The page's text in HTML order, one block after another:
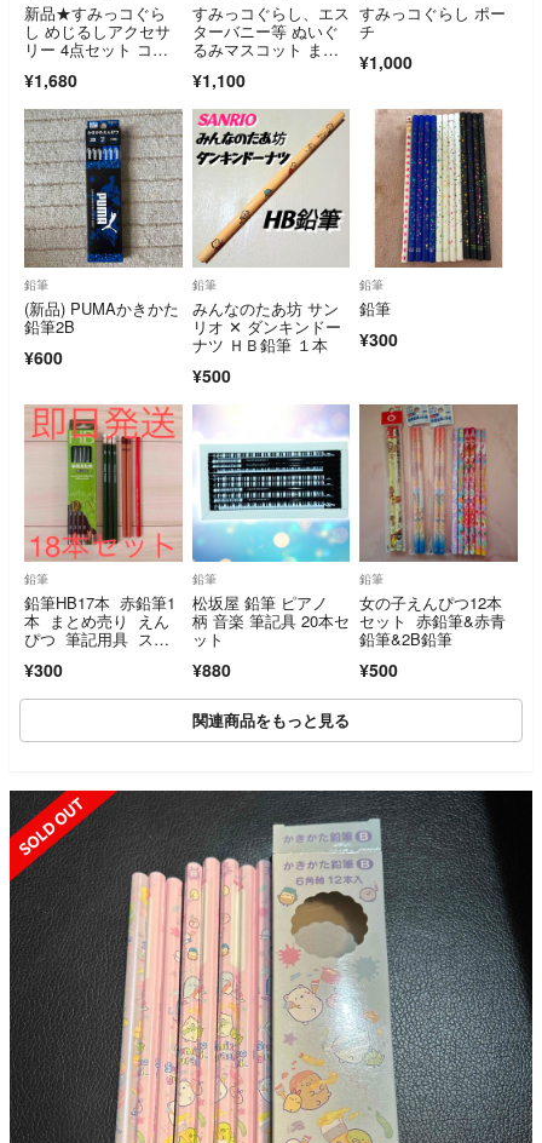
新品★すみっコぐら
し めじるしアクセサ
リー 4点セット コン
¥1,680
すみっコぐらし、エス
ターバニー等 ぬいぐ
るみマスコット まと
¥1,100
すみっコぐらし ポー
チ
¥1,000
鉛筆
(新品) PUMAかきかた
鉛筆2B
¥600
鉛筆
みんなのたあ坊 サン
リオ ✕ ダンキンドー
ナツ ＨＢ鉛筆 １本
¥500
鉛筆
鉛筆
¥300
鉛筆
鉛筆HB17本 赤鉛筆1
本 まとめ売り えん
ぴつ 筆記用具 ステ
¥300
鉛筆
松坂屋 鉛筆 ピアノ
柄 音楽 筆記具 20本セ
ット
¥880
鉛筆
女の子えんぴつ12本
セット 赤鉛筆&赤青
鉛筆&2B鉛筆
¥500
関連商品をもっと見る
SOLD OUT